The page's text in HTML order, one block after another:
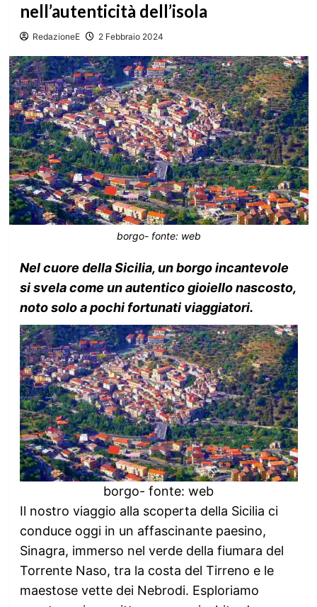
nell’autenticità dell’isola
RedazioneE 2 Febbraio 2024
borgo- fonte: web
Nel cuore della Sicilia, un borgo incantevole
si svela come un autentico gioiello nascosto,
noto solo a pochi fortunati viaggiatori.
borgo- fonte: web
Il nostro viaggio alla scoperta della Sicilia ci
conduce oggi in un affascinante paesino,
Sinagra, immerso nel verde della fiumara del
Torrente Naso, tra la costa del Tirreno e le
maestose vette dei Nebrodi. Esploriamo